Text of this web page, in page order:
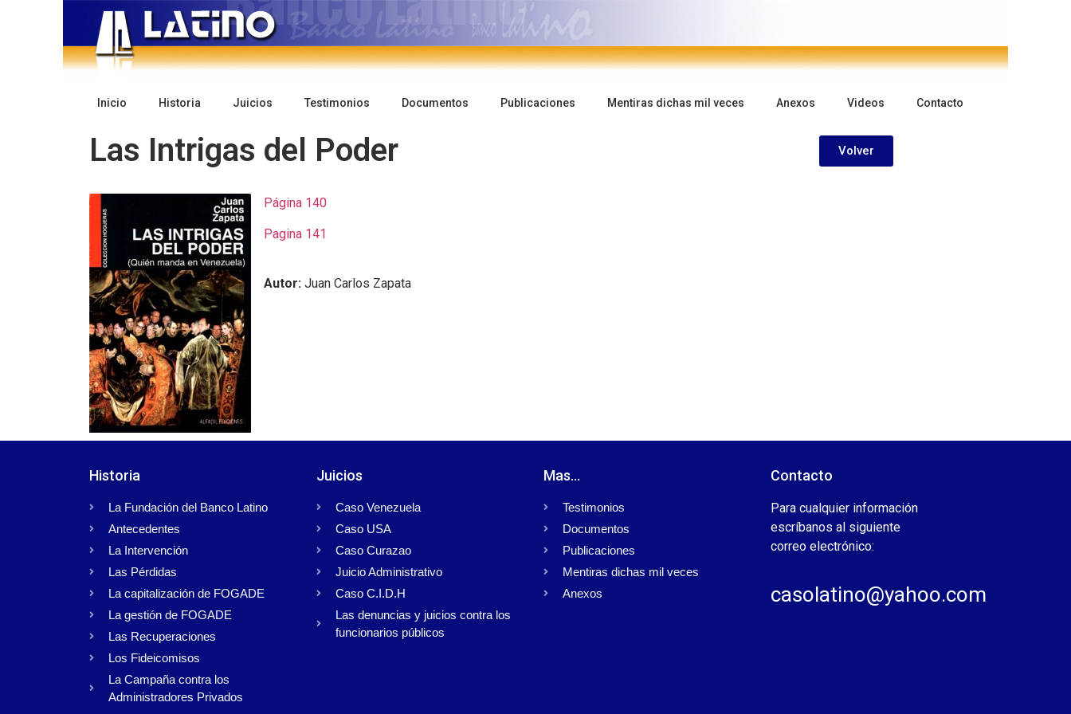
Inicio Historia Juicios Testimonios Documentos Publicaciones Mentiras dichas mil veces Anexos Videos Contacto
Las Intrigas del Poder Volver
Página 140
Pagina 141
Autor: Juan Carlos Zapata
Historia
La Fundación del Banco Latino
Antecedentes
La Intervención
Las Pérdidas
La capitalización de FOGADE
La gestión de FOGADE
Las Recuperaciones
Los Fideicomisos
La Campaña contra los
Administradores Privados
Juicios
Caso Venezuela
Caso USA
Caso Curazao
Juicio Administrativo
Caso C.I.D.H
Las denuncias y juicios contra los
funcionarios públicos
Mas...
Testimonios
Documentos
Publicaciones
Mentiras dichas mil veces
Anexos
Contacto
Para cualquier información
escríbanos al siguiente
correo electrónico:
casolatino@yahoo.com